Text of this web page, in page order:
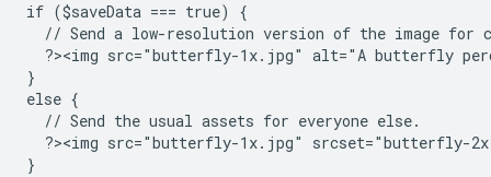
if ($saveData === true) {
// Send a low-resolution version of the image for
?><img src="butterfly-1x.jpg" alt="A butterfly
}
else {
  // Send the usual assets for everyone else.
?><img src="butterfly-1x.jpg" srcset="butterfly-
}